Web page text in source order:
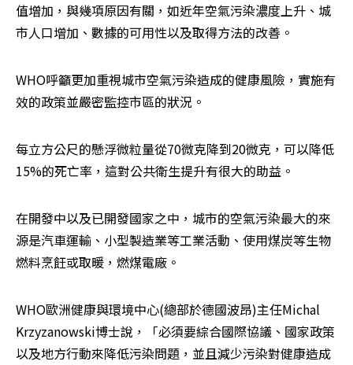
值增加，與幾項原因有關，如近年空氣污染濃度上升、城
市人口增加、數據的可用性以及取得方法的改善。
WHO呼籲更加重視城市空氣污染造成的健康風險，實施有
效的政策並嚴密監控市區的狀況。
每立方公尺的懸浮微粒量從70微克降到20微克，可以降低
15%的死亡率，這對公共衛生提升有很大的助益。
在開發中以及已開發國家之中，城市的空氣污染最大的來
源是汽車運輸、小型製造業等工業活動、使用煤炭等生物
燃料烹飪或取暖，燃煤電廠。
WHO歐洲健康與環境中心(總部於德國波昂)主任Michal
Krzyzanowski博士說，「必須要綜合國際協議、國家政策
以及地方行動來降低污染問題，並且減少污染對健康造成